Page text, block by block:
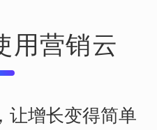
用营销云
让增长变得简单